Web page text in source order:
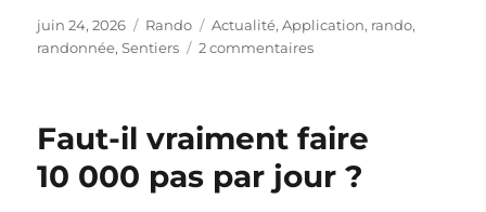
Publié
le
juin 24, 2026 Catégories
Rando Étiquettes
Actualité,Application, rando,
randonnée,Sentiers 2 commentairessur
pour
des
Faut-il vraiment faire
10 000 pas par jour ?